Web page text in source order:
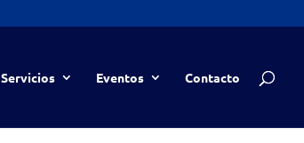
Servicios Eventos Contacto